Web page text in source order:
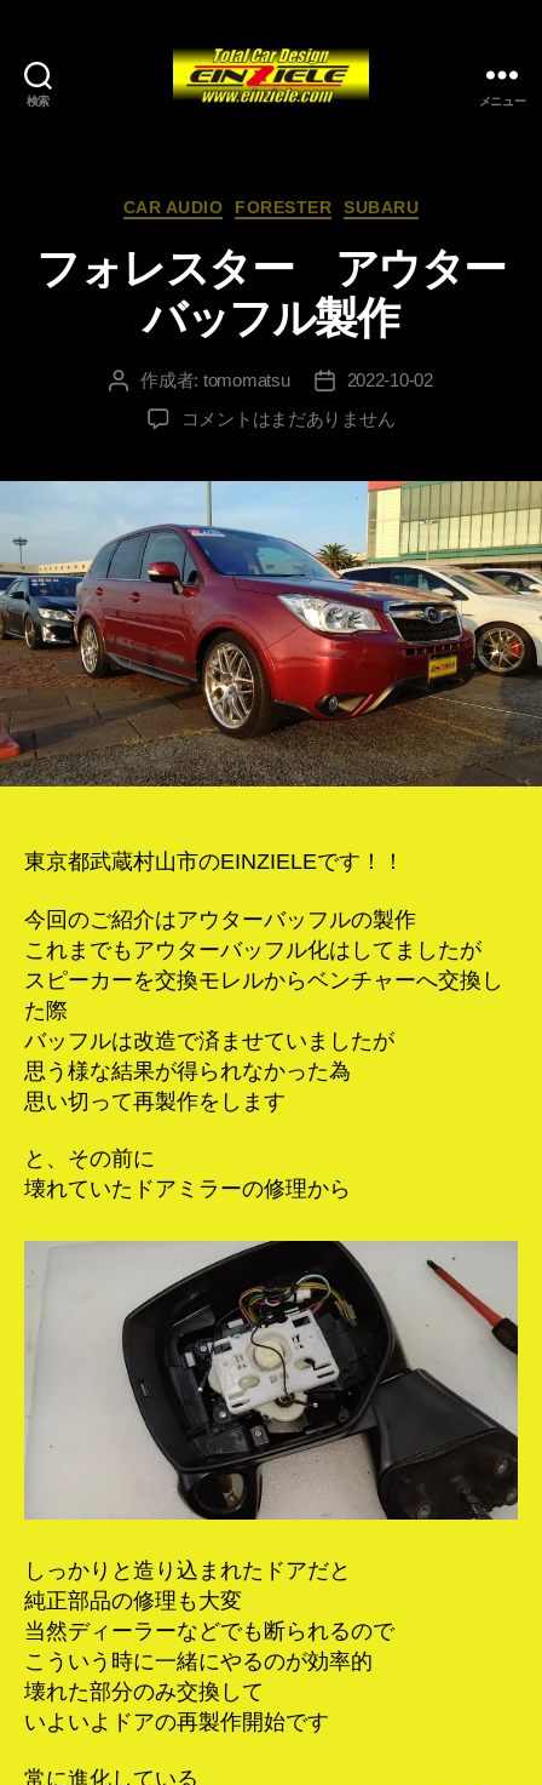
検索 メニュー
カ
ー
CAR AUDIO FORESTER SUBARU
フォレスター アウター
バッフル製作
投 作成者: tomomatsu
投
稿
2022-10-02
フ
タ
ー
ア
ウ
タ
ー
バ
ッ
フ
ル
製
の
コメントはまだありません
東京都武蔵村山市のEINZIELEです！！
今回のご紹介はアウターバッフルの製作
これまでもアウターバッフル化はしてましたが
スピーカーを交換モレルからベンチャーへ交換し
た際
バッフルは改造で済ませていましたが
思う様な結果が得られなかった為
思い切って再製作をします
と、その前に
壊れていたドアミラーの修理から
しっかりと造り込まれたドアだと
純正部品の修理も大変
当然ディーラーなどでも断られるので
こういう時に一緒にやるのが効率的
壊れた部分のみ交換して
いよいよドアの再製作開始です
常に進化している